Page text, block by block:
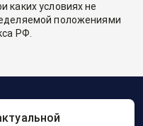
каких условиях не
положениями
РФ.